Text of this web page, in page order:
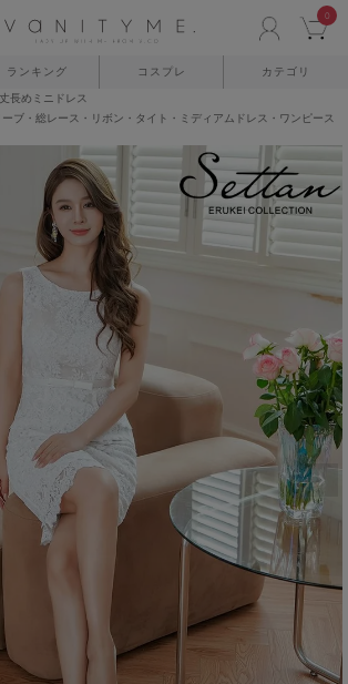
0
ランキング コスプレ カテゴリ
丈長めミニドレス
ーブ・総レース・リボン・タイト・ミディアムドレス・ワンピース